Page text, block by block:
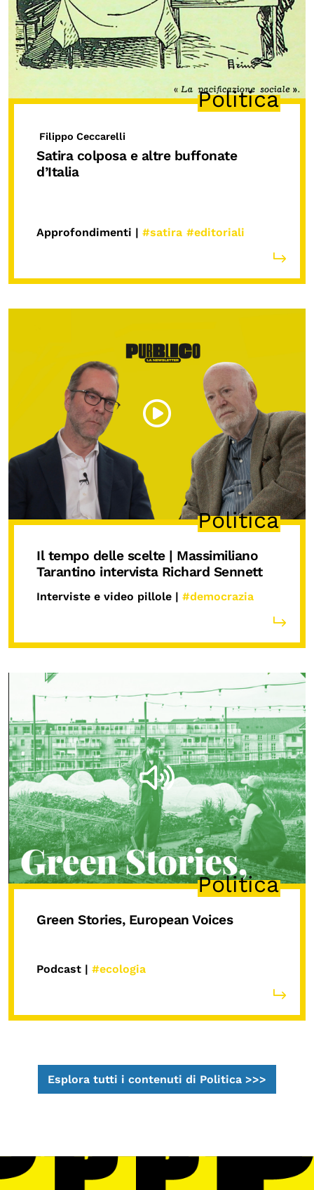
Politica
Filippo Ceccarelli
Satira colposa e altre buffonate
d’Italia
Approfondimenti | #satira #editoriali
Politica
Il tempo delle scelte | Massimiliano
Tarantino intervista Richard Sennett
Interviste e video pillole | #democrazia
Politica
Green Stories, European Voices
Podcast | #ecologia
Esplora tutti i contenuti di Politica >>>